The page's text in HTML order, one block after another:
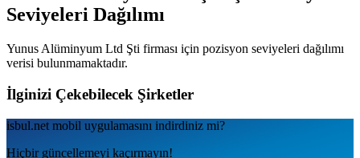
Seviyeleri Dağılımı
Yunus Alüminyum Ltd Şti firması için pozisyon seviyeleri dağılımı
verisi bulunmamaktadır.
İlginizi Çekebilecek Şirketler
isbul.net mobil uygulamаsını indirdiniz mi?
Hiçbir güncellemeyi kaçırmayın!